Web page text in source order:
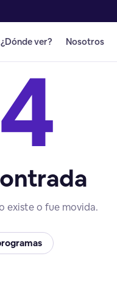
¿Dónde ver? Nosotros
existe o fue movida.